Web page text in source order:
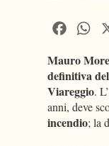
Mauro
definitiva
Viareggio.
anni, deve
incendio; la